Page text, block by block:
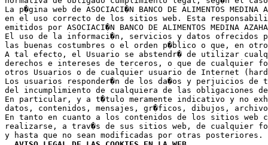
La p�gina web de ASOCIACI�N BANCO DE ALIMENTOS
en el uso correcto de los sitios web. Esta
emitidos por ASOCIACI�N BANCO DE ALIMENTOS
El uso de la informaci�n, servicios y datos ofrecidos por
las buenas costumbres o el orden p�blico o que, en
A tal efecto, el Usuario se abstendr� de utilizar
derechos e intereses de terceros, o que de
otros Usuarios o de cualquier usuario de Internet
Los usuarios responder�n de los da�os y perjuicios
del incumplimiento de cualquiera de las obligaciones
En particular, y a t�tulo meramente indicativo y no
datos, contenidos, mensajes, gr�ficos, dibujos,
En tanto en cuanto a los contenidos de los sitios web
realizarse, a trav�s de sus sitios web, de cualquier
y hasta que no sean modificadas por otras posteriores.